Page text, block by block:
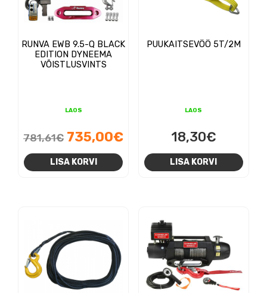
RUNVA EWB 9.5-Q BLACK
EDITION DYNEEMA
VÕISTLUSVINTS
LAOS
781,61€ Algne
hind
oli:
735,00€Praegune
hind
LISA KORVI
PUUKAITSEVÖÖ 5T/2M
LAOS
18,30€
LISA KORVI